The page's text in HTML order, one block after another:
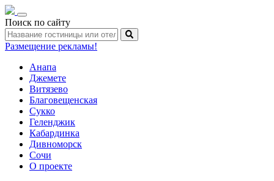
Toggle
navigation
Поиск по сайту
Размещение рекламы!
Анапа
Джемете
Витязево
Благовещенская
Сукко
Геленджик
Кабардинка
Дивноморск
Сочи
О проекте